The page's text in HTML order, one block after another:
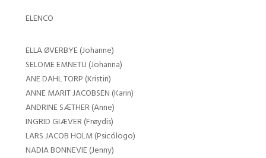
ELENCO
ELLA ØVERBYE (Johanne)
SELOME EMNETU (Johanna)
ANE DAHL TORP (Kristin)
ANNE MARIT JACOBSEN (Karin)
ANDRINE SÆTHER (Anne)
INGRID GIÆVER (Frøydis)
LARS JACOB HOLM (Psicólogo)
NADIA BONNEVIE (Jenny)